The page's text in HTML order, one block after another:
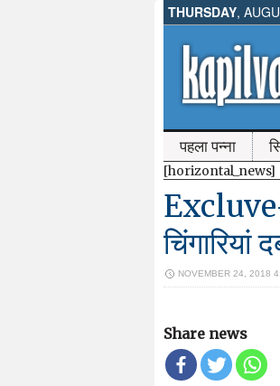
THURSDAY,
पहला पन्ना
[horizontal_news]
चिंगारियां
NOVEMBER 24, 2018
Share news